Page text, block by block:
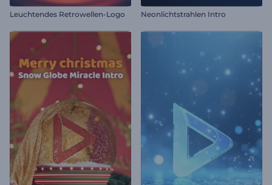
Leuchtendes Retrowellen-Logo Neonlichtstrahlen Intro